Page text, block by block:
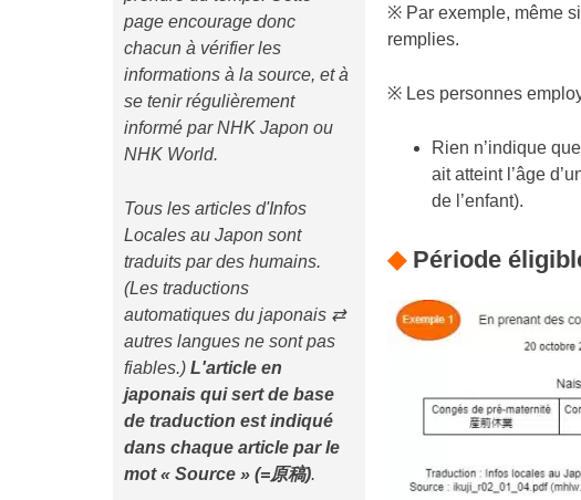
page encourage donc
chacun à vérifier les
informations à la source, et à
se tenir régulièrement
informé par NHK Japon ou
NHK World.
Tous les articles d'Infos
Locales au Japon sont
traduits par des humains.
(Les traductions
automatiques du japonais ⇄
autres langues ne sont pas
fiables.) L'article en
japonais qui sert de base
de traduction est indiqué
dans chaque article par le
mot « Source » (=原稿).
※ Par exemple, même
remplies.
※ Les personnes
Rien n’indique
ait atteint l’âge
de l’enfant).
◆Période